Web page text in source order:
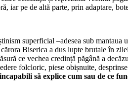
iar pe de altă parte, prin adaptare,
superficial –adesea sub
Biserica a dus lupte brutale în
ce vechea credință păgână a
folcloric, piese obișnuite,
să explice cum sau de ce